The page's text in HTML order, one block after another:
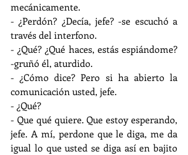
mecánicamente.
- ¿Perdón? ¿Decía, jefe? -se escuchó a
través del interfono.
- ¿Qué? ¿Qué haces, estás espiándome?
-gruñó él, aturdido.
- ¿Cómo dice? Pero si ha abierto la
comunicación usted, jefe.
- ¿Qué?
- Que qué quiere. Que estoy esperando,
jefe. A mí, perdone que le diga, me da
igual lo que usted se diga así en bajito